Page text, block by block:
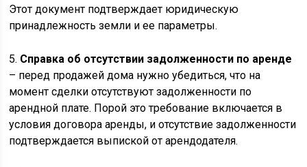
Этот документ подтверждает юридическую
принадлежность земли и ее параметры.
5. Справка об отсутствии задолженности по аренде
– перед продажей дома нужно убедиться, что на
момент сделки отсутствуют задолженности по
арендной плате. Порой это требование включается в
условия договора аренды, и отсутствие задолженности
подтверждается выпиской от арендодателя.